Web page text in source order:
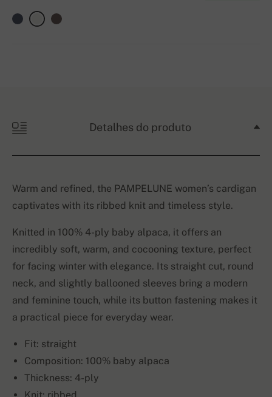
Detalhes do produto
Warm and refined, the PAMPELUNE women’s cardigan
captivates with its ribbed knit and timeless style.
Knitted in 100% 4-ply baby alpaca, it offers an
incredibly soft, warm, and cocooning texture, perfect
for facing winter with elegance. Its straight cut, round
neck, and slightly ballooned sleeves bring a modern
and feminine touch, while its button fastening makes it
a practical piece for everyday wear.
Fit: straight
Composition: 100% baby alpaca
Thickness: 4-ply